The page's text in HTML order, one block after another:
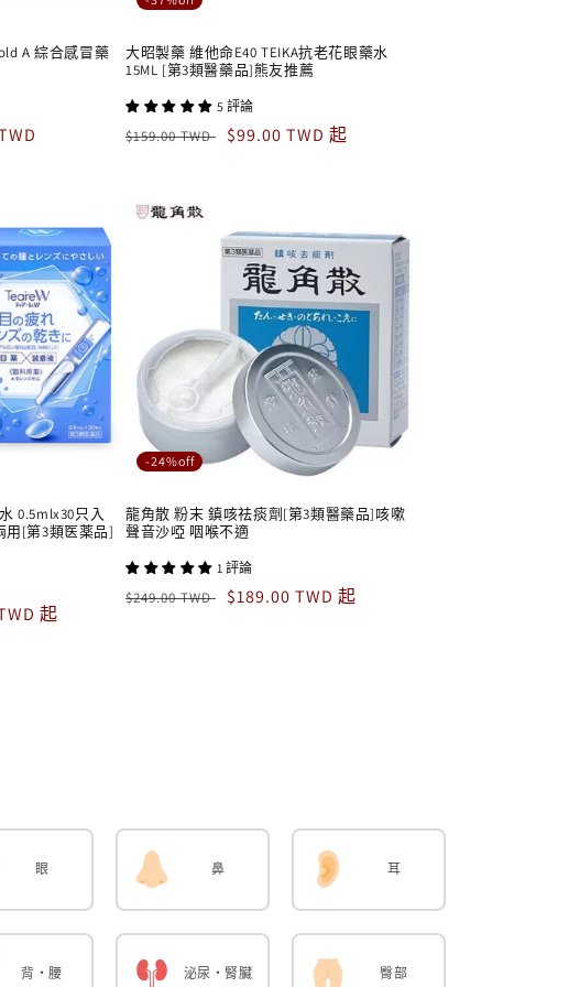
A 綜合感冒藥
大昭製藥 維他命E40 TEIKA抗老花眼藥水
15ML [第3類醫藥品]熊友推薦
5 評論
定
$159.00 TWD
售
$99.00 TWD 起
0.5mlx30只入
用[第3類医薬品]
起
-24%off
龍角散 粉末 鎮咳祛痰劑[第3類醫藥品]咳嗽
聲音沙啞 咽喉不適
1 評論
定
$249.00 TWD
售
$189.00 TWD 起
眼 鼻 耳
背・腰 泌尿・腎臟 臀部